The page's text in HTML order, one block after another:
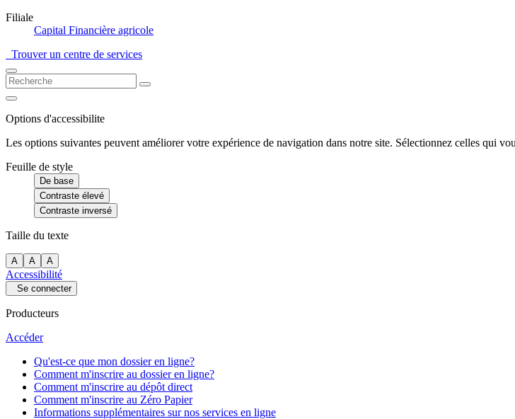
Filiale
Capital Financière agricole
Trouver un centre de services
Options d'accessibilite
Les options suivantes peuvent améliorer votre expérience de navigation dans notre site. Sélectionnez celles qui
Feuille de style
De base
Contraste élevé
Contraste inversé
Taille du texte
A A A
Accessibilité
Se connecter
Producteurs
Accéder
Qu'est-ce que mon dossier en ligne?
Comment m'inscrire au dossier en ligne?
Comment m'inscrire au dépôt direct
Comment m'inscrire au Zéro Papier
Informations supplémentaires sur nos services en ligne